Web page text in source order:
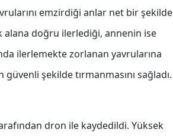
emzirdiği anlar net bir şekilde
alana doğru ilerlediği, annenin ise
ilerlemekte zorlanan yavrularına
şekilde tırmanmasını sağladı.
dron ile kaydedildi. Yüksek